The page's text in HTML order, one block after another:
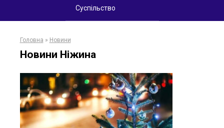
Суспільство
Головна » Новини
Новини Ніжина